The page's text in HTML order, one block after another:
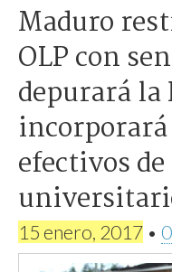
Maduro
OLP con
depurará la
efectivos
15 enero, 2017 •